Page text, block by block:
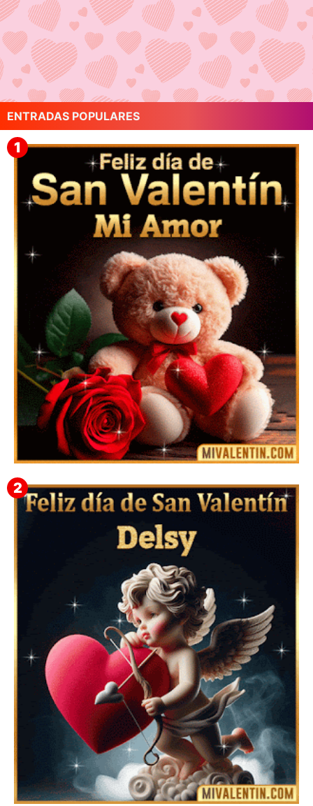
ENTRADAS POPULARES
🎁 Imágenes Gif Personalizadas con Nombres para
San Valentín 2026 💘